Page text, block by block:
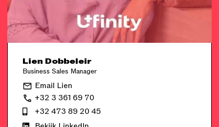
Lien Dobbeleir
Business Sales Manager
Email Lien
+32 3 361 69 70
+32 473 89 20 45